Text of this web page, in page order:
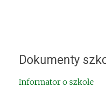
Dokumenty
Informator o szkole